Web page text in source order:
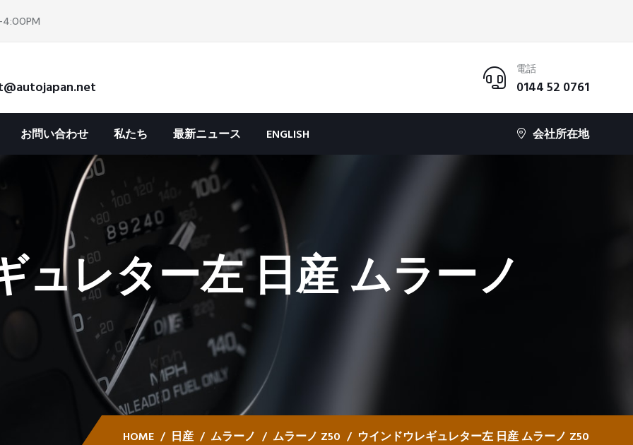
4:00PM
電話
0144 52 0761
お問い合わせ 私たち 最新ニュース ENGLISH 会社所在地
ュレター左 日産 ムラーノ
HOME 日産 ムラーノ ムラーノ Z50 ウインドウレギュレター左 日産 ムラーノ Z50